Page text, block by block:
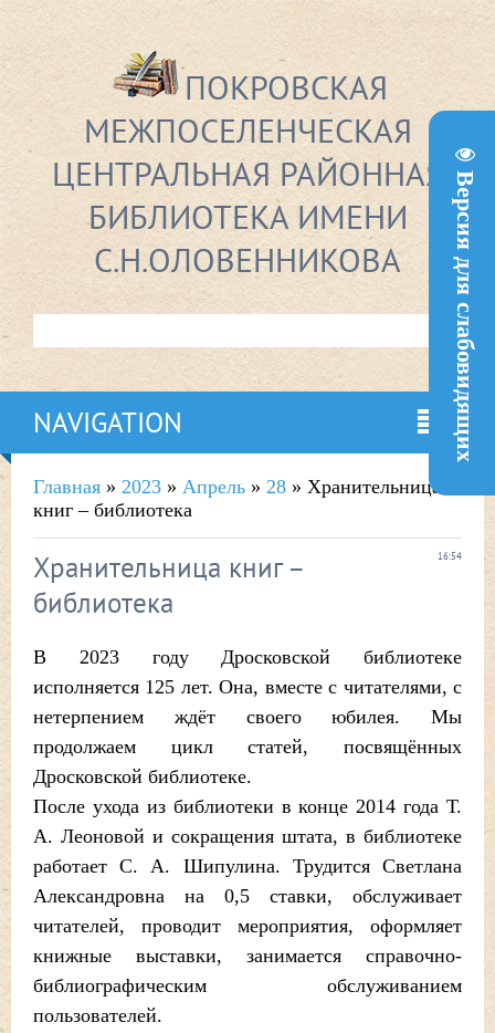
Версия для слабовидящих
ПОКРОВСКАЯ
МЕЖПОСЕЛЕНЧЕСКАЯ
ЦЕНТРАЛЬНАЯ РАЙОННАЯ
БИБЛИОТЕКА ИМЕНИ
С.Н.ОЛОВЕННИКОВА
NAVIGATION
Главная » 2023 » Апрель » 28 » Хранительница
книг – библиотека
16:54
Хранительница книг –
библиотека
В 2023 году Дросковской библиотеке
исполняется 125 лет. Она, вместе с читателями, с
нетерпением ждёт своего юбилея. Мы
продолжаем цикл статей, посвящённых
Дросковской библиотеке.
После ухода из библиотеки в конце 2014 года Т.
А. Леоновой и сокращения штата, в библиотеке
работает С. А. Шипулина. Трудится Светлана
Александровна на 0,5 ставки, обслуживает
читателей, проводит мероприятия, оформляет
книжные выставки, занимается справочно-
библиографическим обслуживанием
пользователей.